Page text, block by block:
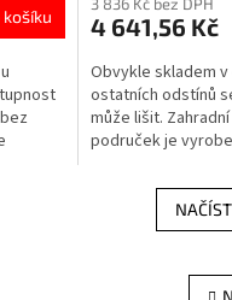
košíku 4 641,56 Kč
Obvykle skladem
ostatních odstínů
může lišit.
područek je